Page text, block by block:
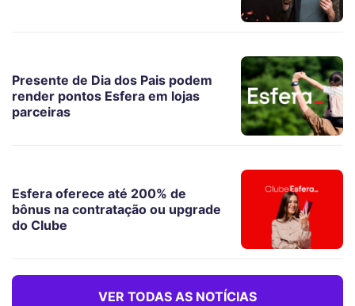
Presente de Dia dos Pais podem
render pontos Esfera em lojas
parceiras
Esfera oferece até 200% de
bônus na contratação ou upgrade
do Clube
VER TODAS AS NOTÍCIAS